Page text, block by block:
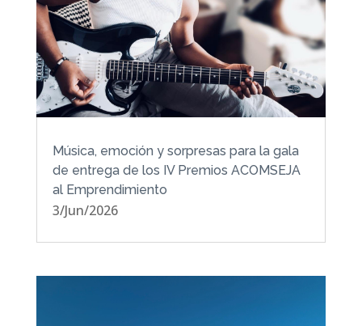
Música, emoción y sorpresas para la gala
de entrega de los IV Premios ACOMSEJA
al Emprendimiento
3/Jun/2026